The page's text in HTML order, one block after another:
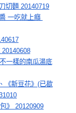
切麵 20140719
一吃就上癮
一樣的南瓜湯底
《新豆花》(已歇
》 20120909